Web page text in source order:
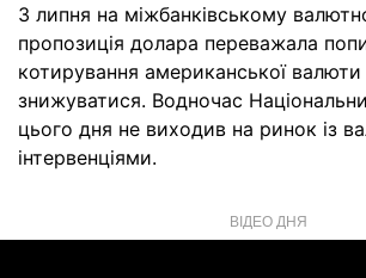
3 липня на міжбанківському
пропозиція долара переважала
котирування американської
знижуватися. Водночас
цього дня не виходив на ринок із
інтервенціями.
ВІДЕО ДНЯ